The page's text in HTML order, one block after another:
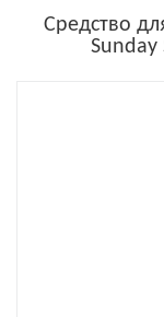
Средство
Sunday